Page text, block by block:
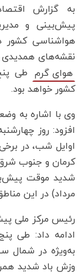
به گزارش
پیش‌بینی و
هواشناسی کشور
نقشه‌های همدیدی و
هوای گرم طی
کشور خواهد بود.
وی با اشاره به
اوایل شب، در
کرمان و جنوب شرق
مرداد) در این
رئیس مرکز ملی
ادامه داد: طی
به‌ویژه در شمال
وزش باد شدید